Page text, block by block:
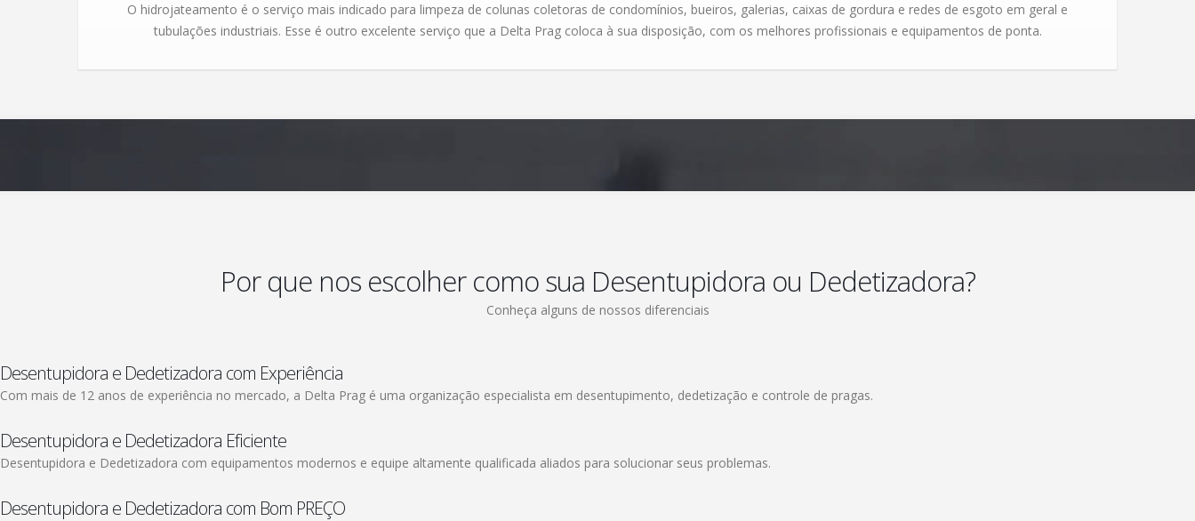
O hidrojateamento é o serviço mais indicado para limpeza de colunas coletoras de condomínios, bueiros, galerias, caixas de gordura e redes de esgoto em geral e
tubulações industriais. Esse é outro excelente serviço que a Delta Prag coloca à sua disposição, com os melhores profissionais e equipamentos de ponta.
Por que nos escolher como sua Desentupidora ou Dedetizadora?
Conheça alguns de nossos diferenciais
Desentupidora e Dedetizadora com Experiência
Com mais de 12 anos de experiência no mercado, a Delta Prag é uma organização especialista em desentupimento, dedetização e controle de pragas.
Desentupidora e Dedetizadora Eficiente
Desentupidora e Dedetizadora com equipamentos modernos e equipe altamente qualificada aliados para solucionar seus problemas.
Desentupidora e Dedetizadora com Bom PREÇO